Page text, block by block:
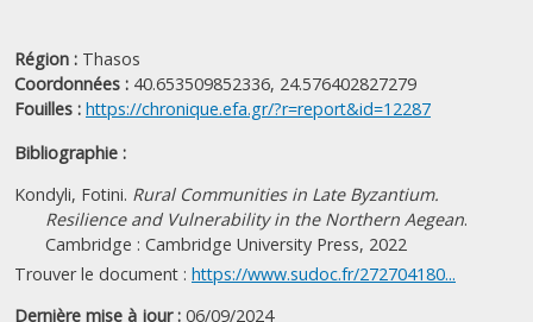
Région : Thasos
Coordonnées : 40.653509852336, 24.576402827279
Fouilles : https://chronique.efa.gr/?r=report&id=12287
Bibliographie :
Kondyli, Fotini. Rural Communities in Late Byzantium.
Resilience and Vulnerability in the Northern Aegean.
Cambridge : Cambridge University Press, 2022
Trouver le document : https://www.sudoc.fr/272704180...
Dernière mise à jour : 06/09/2024